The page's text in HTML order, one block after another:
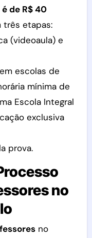
de R$ 40
três etapas:
(videoaula) e
escolas de
mínima de
Escola Integral
exclusiva
prova.
no
no